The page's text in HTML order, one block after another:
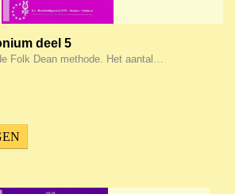
deel 5
Folk Dean methode. Het aantal…